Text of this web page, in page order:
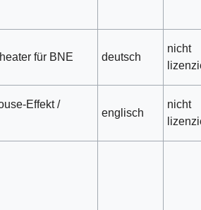
für BNE deutsch
nicht
Effekt /
englisch
nicht